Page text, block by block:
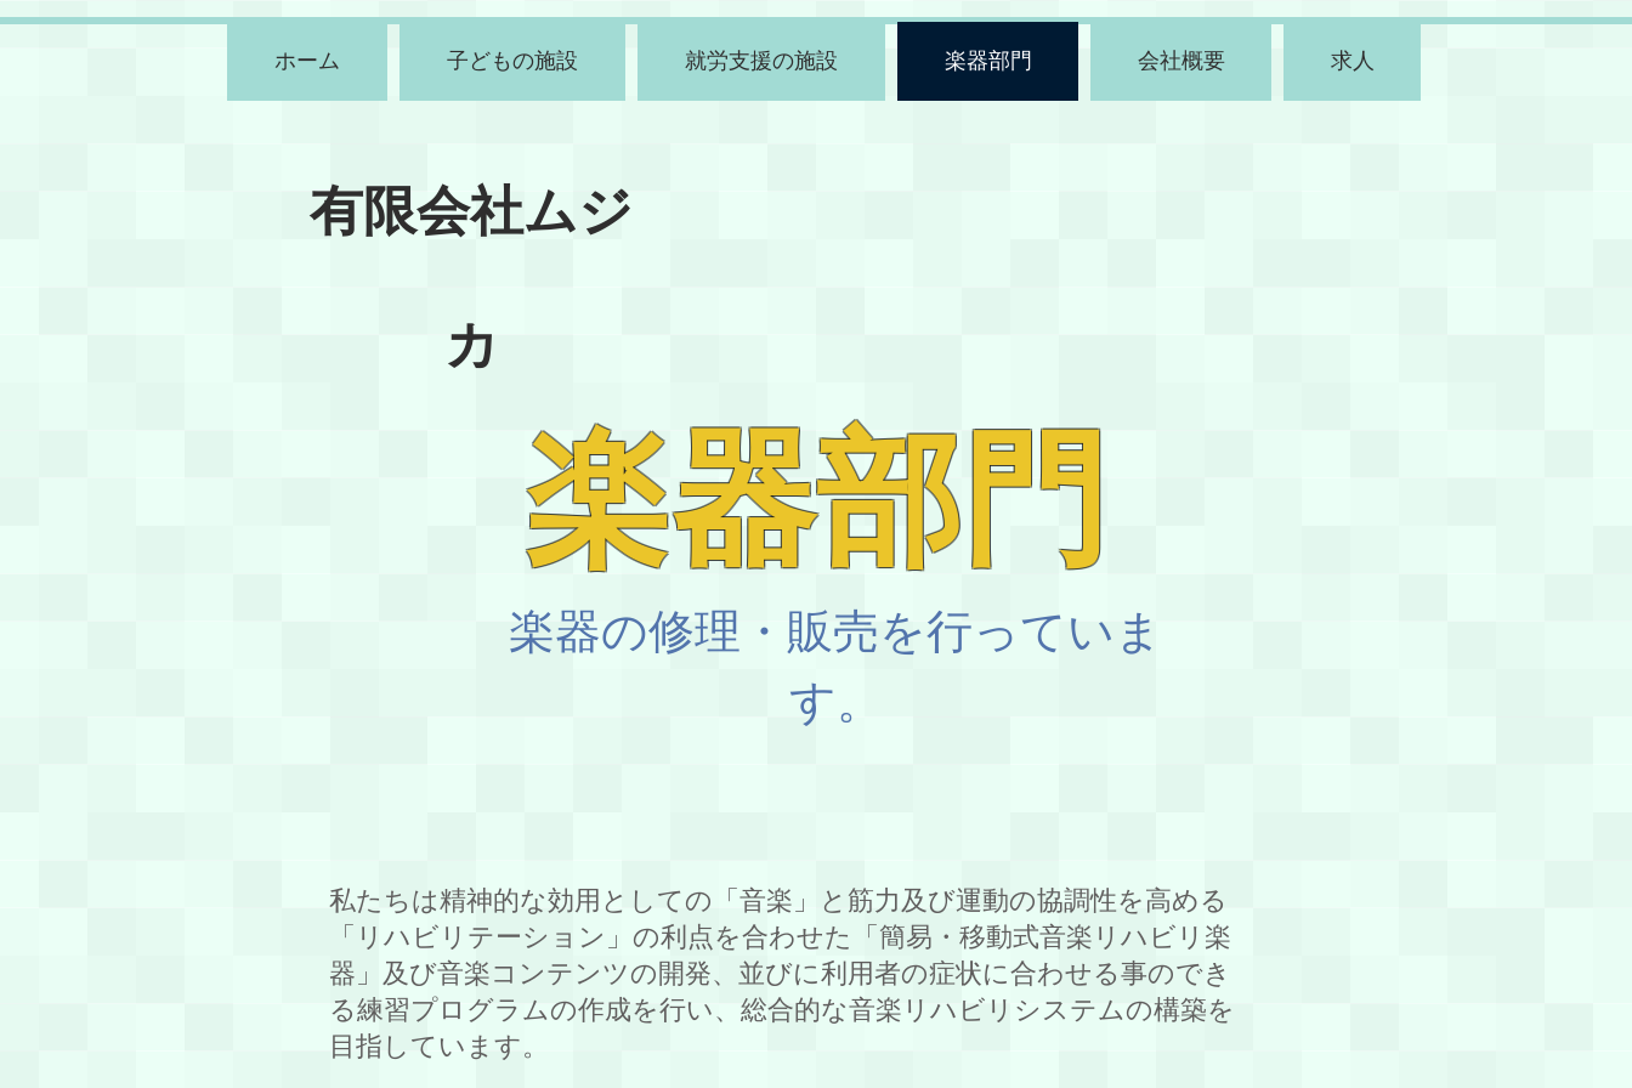
ホーム 子どもの施設 就労支援の施設 楽器部門 会社概要 求人
有限会社ムジ
カ
楽器部門
楽器の修理・販売を行っていま
す。
私たちは精神的な効用としての「音楽」と筋力及び運動の協調性を高める
「リハビリテーション」の利点を合わせた「簡易・移動式音楽リハビリ楽
器」及び音楽コンテンツの開発、並びに利用者の症状に合わせる事のでき
る練習プログラムの作成を行い、総合的な音楽リハビリシステムの構築を
目指しています。